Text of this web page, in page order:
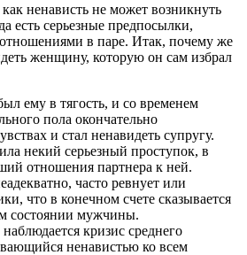
ненависть не может возникнуть
есть серьезные предпосылки,
в паре. Итак, почему же
женщину, которую он сам избрал
ему в тягость, и со временем
пола окончательно
и стал ненавидеть супругу.
некий серьезный проступок, в
отношения партнера к ней.
часто ревнует или
что в конечном счете сказывается
состоянии мужчины.
кризис среднего
ненавистью ко всем